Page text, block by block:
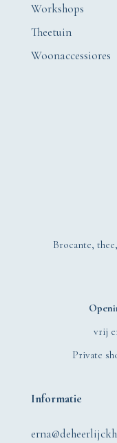
Workshops
Theetuin
Woonaccessiores
Brocante,
vrij
Private
Informatie